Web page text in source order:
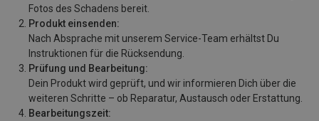
Fotos des Schadens bereit.
Produkt einsenden:
Nach Absprache mit unserem Service-Team erhältst Du
Instruktionen für die Rücksendung.
Prüfung und Bearbeitung:
Dein Produkt wird geprüft, und wir informieren Dich über die
weiteren Schritte – ob Reparatur, Austausch oder Erstattung.
Bearbeitungszeit: